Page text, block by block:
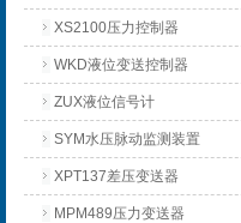
XS2100压力控制器
WKD液位变送控制器
ZUX液位信号计
SYM水压脉动监测装置
XPT137差压变送器
MPM489压力变送器